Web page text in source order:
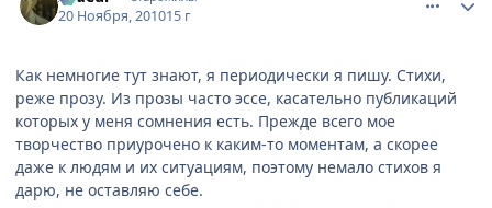
20 Ноября, 201015 г
Как немногие тут знают, я периодически я пишу. Стихи,
реже прозу. Из прозы часто эссе, касательно публикаций
которых у меня сомнения есть. Прежде всего мое
творчество приурочено к каким-то моментам, а скорее
даже к людям и их ситуациям, поэтому немало стихов я
дарю, не оставляю себе.